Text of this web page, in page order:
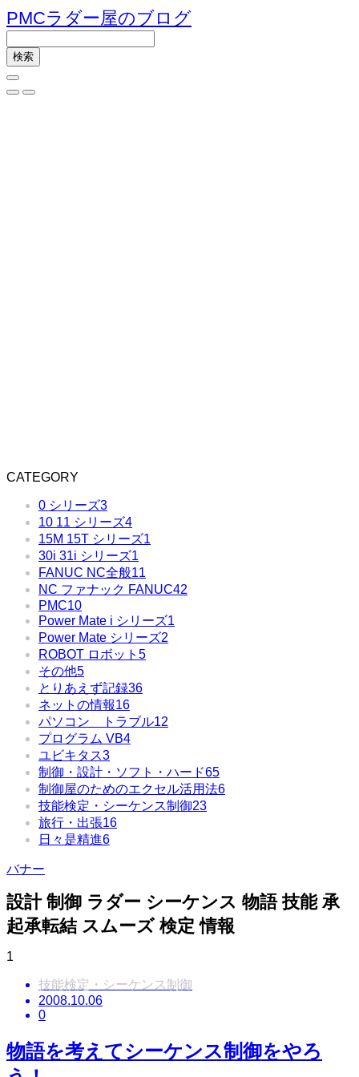
PMCラダー屋のブログ
CATEGORY
0 シリーズ3
10 11 シリーズ4
15M 15T シリーズ1
30i 31i シリーズ1
FANUC NC全般11
NC ファナック FANUC42
PMC10
Power Mate i シリーズ1
Power Mate シリーズ2
ROBOT ロボット 5
その他5
とりあえず記録36
ネットの情報16
パソコン トラブル12
プログラム VB4
ユビキタス3
制御・設計・ソフト・ハード65
制御屋のためのエクセル活用法6
技能検定・シーケンス制御23
旅行・出張16
日々是精進6
バナー
設計 制御 ラダー シーケンス 物語 技能 承
起承転結 スムーズ 検定 情報
1
技能検定・シーケンス制御
2008.10.06
0
物語を考えてシーケンス制御をやろ